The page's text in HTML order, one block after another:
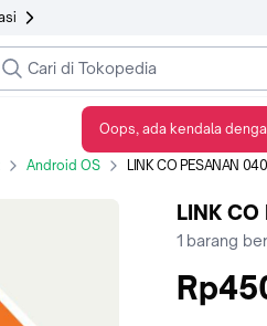
Android OS LINK CO PESANAN
LINK
1 barang
Oops, ada kendala